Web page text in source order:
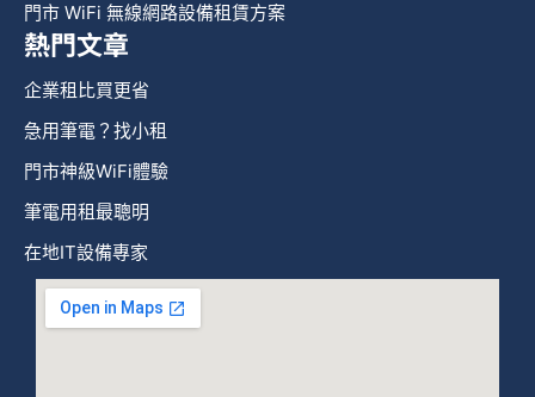
門市 WiFi 無線網路設備租賃方案
熱門文章
企業租比買更省
急用筆電？找小租
門市神級WiFi體驗
筆電用租最聰明
在地IT設備專家